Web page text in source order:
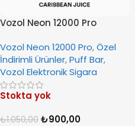
Vozol Neon 12000 Pro
Vozol Neon 12000 Pro,Özel
İndirimli Ürünler,Puff Bar,
Vozol Elektronik Sigara
Stokta yok
₺1.050,00 ₺900,00